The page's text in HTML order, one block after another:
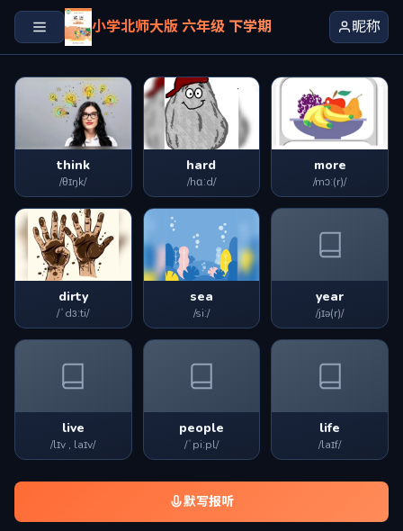
小学北师大版 六年级 下学期 昵称
think
/θɪŋk/
hard
/hɑːd/
more
/mɔː(r)/
dirty
/ˈdɜːti/
sea
/siː/
year
/jɪə(r)/
live
/lɪv , laɪv/
people
/ˈpiːpl/
life
/laɪf/
默写报听